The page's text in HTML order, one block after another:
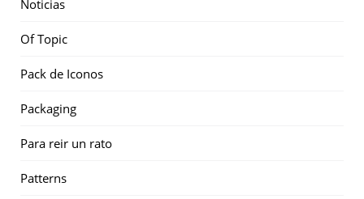
Noticias
Of Topic
Pack de Iconos
Packaging
Para reir un rato
Patterns